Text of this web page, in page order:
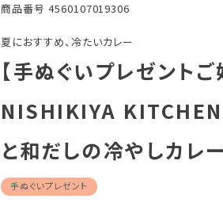
商品番号 4560107019306
夏におすすめ、冷たいカレー
【手ぬぐいプレゼント
NISHIKIYA KITCHEN
と和だしの冷やしカレ
手ぬぐいプレゼント